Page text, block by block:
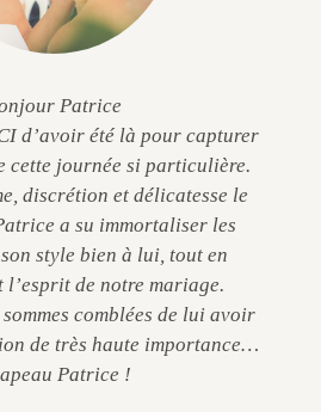
Patrice
d’avoir été là pour capturer
cette journée si particulière.
discrétion et délicatesse le
a su immortaliser les
style bien à lui, tout en
de notre mariage.
comblées de lui avoir
de très haute importance…
Patrice !